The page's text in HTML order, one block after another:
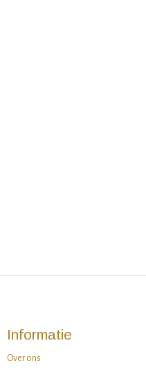
Informatie
Over ons